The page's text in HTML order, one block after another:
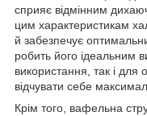
сприяє відмінним
цим характеристикам
й забезпечує
робить його ідеальним
використання, так і для
відчувати себе
Крім того, вафельна